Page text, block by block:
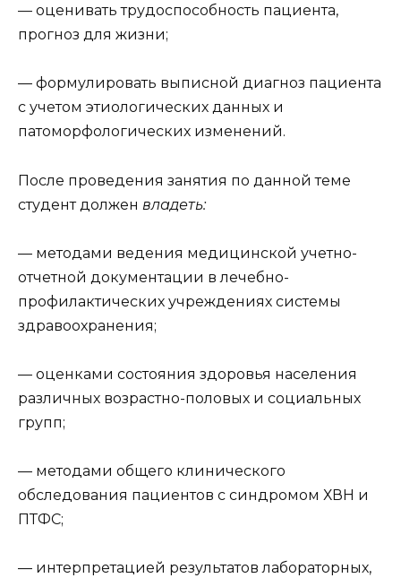
— оценивать трудоспособность пациента,
прогноз для жизни;
— формулировать выписной диагноз пациента
с учетом этиологических данных и
патоморфологических изменений.
После проведения занятия по данной теме
студент должен владеть:
— методами ведения медицинской учетно-
отчетной документации в лечебно-
профилактических учреждениях системы
здравоохранения;
— оценками состояния здоровья населения
различных возрастно-половых и социальных
групп;
— методами общего клинического
обследования пациентов с синдромом ХВН и
ПТФС;
— интерпретацией результатов лабораторных,